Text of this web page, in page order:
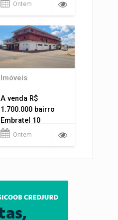
Ontem
Imóveis
A venda R$
1.700.000 bairro
Embratel 10
apartamentos!
Ontem